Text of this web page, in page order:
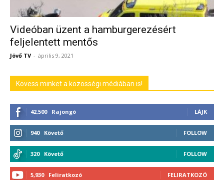
Videóban üzent a hamburgerezésért
feljelentett mentős
Jövő TV - április 9, 2021
Kövess minket a közösségi médiában is!
42,500 Rajongó LÁJK
940 Követő FOLLOW
320 Követő FOLLOW
5,930 Feliratkozó FELIRATKOZÓ